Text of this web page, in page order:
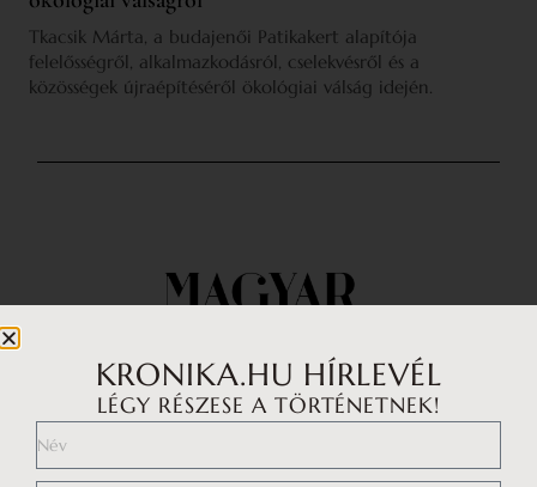
Tkacsik Márta, a budajenői Patikakert alapítója
felelősségről, alkalmazkodásról, cselekvésről és a
közösségek újraépítéséről ökológiai válság idején.
KRONIKA.HU HÍRLEVÉL
LÉGY RÉSZESE A TÖRTÉNETNEK!